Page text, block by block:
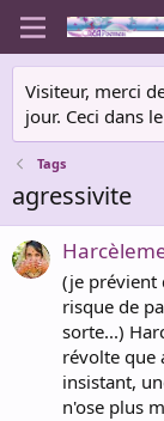
Visiteur, merci
jour. Ceci dans
Tags
agressivite
(je prévient
risque de
sorte...)
révolte que
insistant,
n'ose plus